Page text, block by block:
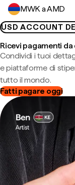
MWK a AMD
USD ACCOUNT
Ricevi pagamenti
Condividi i tuoi
e piattaforme di
tutto il mondo.
Fatti pagare oggi